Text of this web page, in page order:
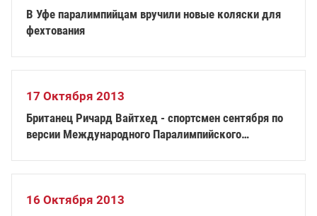
В Уфе паралимпийцам вручили новые коляски для
фехтования
17 Октября 2013
Британец Ричард Вайтхед - спортсмен сентября по
версии Международного Паралимпийского
16 Октября 2013